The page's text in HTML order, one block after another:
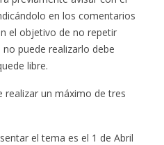
en los comentarios
el objetivo de no repetir
puede realizarlo debe
libre.
realizar un máximo de tres
el tema es el 1 de Abril